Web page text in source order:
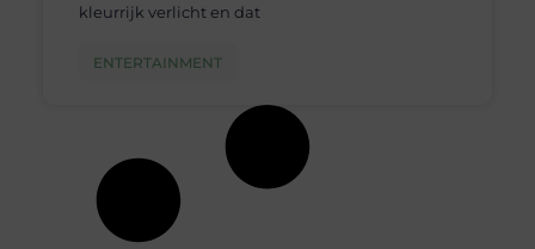
kleurrijk verlicht en dat
ENTERTAINMENT